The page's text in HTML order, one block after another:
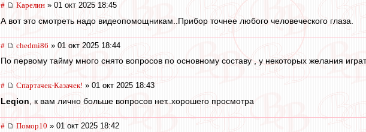
# Карелин » 01 окт 2025 18:45
А вот это смотреть надо видеопомощникам..Прибор точнее любого человеческого глаза.
# chedmi86 » 01 окт 2025 18:44
По первому тайму много снято вопросов по основному составу , у некоторых желания
# Спартачек-Казачек! » 01 окт 2025 18:43
Leqion , к вам лично больше вопросов нет..хорошего просмотра
# Помор10 » 01 окт 2025 18:42